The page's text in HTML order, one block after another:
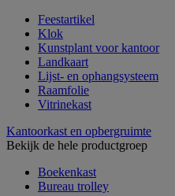
Feestartikel
Klok
Kunstplant voor kantoor
Landkaart
Lijst- en ophangsysteem
Raamfolie
Vitrinekast
Kantoorkast en opbergruimte
Bekijk de hele productgroep
Boekenkast
Bureau trolley